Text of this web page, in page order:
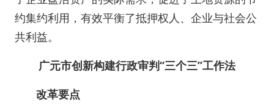
约集约利用，有效平衡了抵押权人、企业与社会公
共利益。
广元市创新构建行政审判“三个三”工作法
改革要点